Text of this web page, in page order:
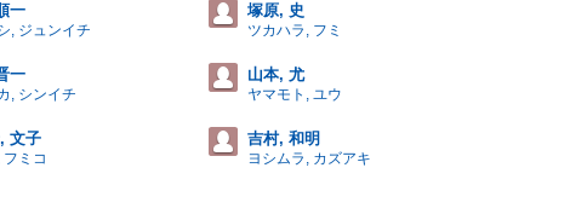
一
, ジュンイチ
塚原, 史
ツカハラ, フミ
一
, シンイチ
山本, 尤
ヤマモト, ユウ
文子
フミコ
吉村, 和明
ヨシムラ, カズアキ